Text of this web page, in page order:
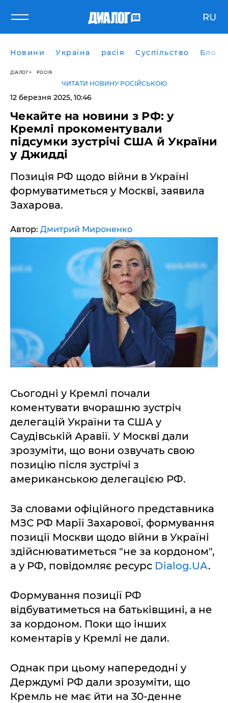
RU
Новини Україна расія Суспільство Блоги
ДІАЛОГ РОСІЯ
ЧИТАТИ НОВИНУ РОСІЙСЬКОЮ
12 березня 2025, 10:46
Чекайте на новини з РФ: у
Кремлі прокоментували
підсумки зустрічі США й України
у Джидді
Позиція РФ щодо війни в Україні
формуватиметься у Москві, заявила
Захарова.
Автор: Дмитрий Мироненко
Сьогодні у Кремлі почали
коментувати вчорашню зустріч
делегацій України та США у
Саудівській Аравії. У Москві дали
зрозуміти, що вони озвучать свою
позицію після зустрічі з
американською делегацією РФ.
За словами офіційного представника
МЗС РФ Марії Захарової, формування
позиції Москви щодо війни в Україні
здійснюватиметься "не за кордоном",
а у РФ, повідомляє ресурс Dialog.UA.
Формування позиції РФ
відбуватиметься на батьківщині, а не
за кордоном. Поки що інших
коментарів у Кремлі не дали.
Однак при цьому напередодні у
Держдумі РФ дали зрозуміти, що
Кремль не має йти на 30-денне